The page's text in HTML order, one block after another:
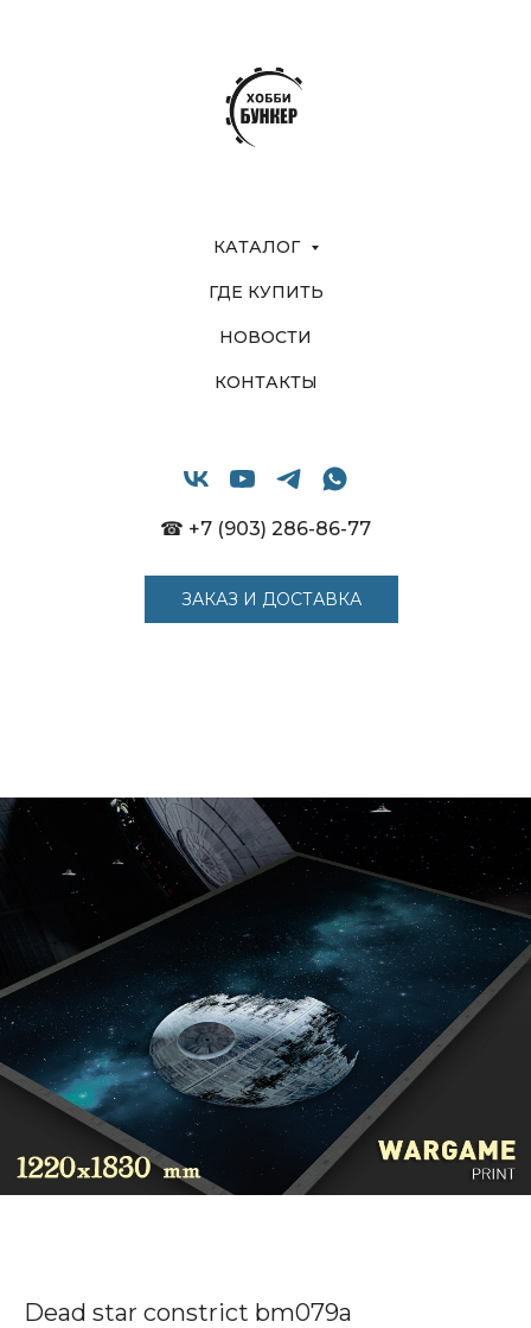
КАТАЛОГ
ГДЕ КУПИТЬ
НОВОСТИ
КОНТАКТЫ
☎ +7 (903) 286-86-77
ЗАКАЗ И ДОСТАВКА
Dead star constrict bm079a